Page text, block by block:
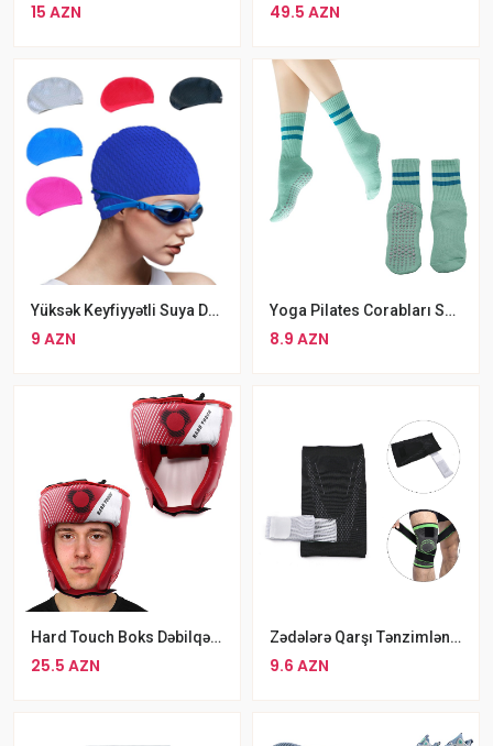
15 AZN 49.5 AZN
Yüksək Keyfiyyətli Suya Davamlı Silikon SWEAT Üzgüçülük Papağı
9 AZN
Yoga Pilates Corabları Sürüşməyən Rezinli Corab
8.9 AZN
Hard Touch Boks Dəbilqəsi Standart L Ölçü Kask
25.5 AZN
Zədələrə Qarşı Tənzimlənən Qoruyucu Ortopedik Tibbi Dizlik
9.6 AZN